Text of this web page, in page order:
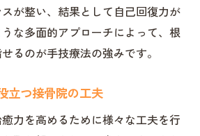
が整い、結果として自己回復力が
な多面的アプローチによって、根
るのが手技療法の強みです。
立つ接骨院の工夫
力を高めるために様々な工夫を行